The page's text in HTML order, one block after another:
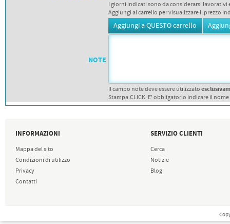
I giorni indicati sono da considerarsi
Aggiungi al carrello per visualizzare il prezzo
NOTE
Il campo note deve essere utilizzato
Stampa.CLICK. E' obbligatorio indicare il
INFORMAZIONI
Mappa del sito
Condizioni di utilizzo
Privacy
Contatti
SERVIZIO CLIENTI
Cerca
Notizie
Blog